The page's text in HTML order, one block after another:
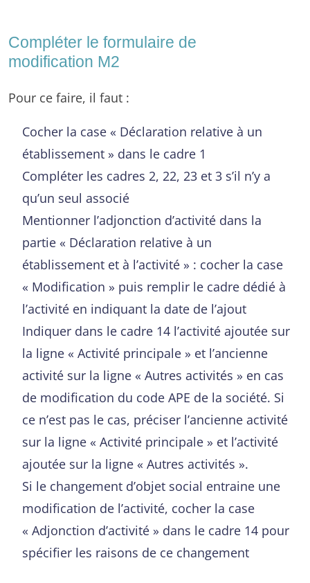
Compléter le formulaire de
modification M2
Pour ce faire, il faut :
Cocher la case « Déclaration relative à un
établissement » dans le cadre 1
Compléter les cadres 2, 22, 23 et 3 s’il n’y a
qu’un seul associé
Mentionner l’adjonction d’activité dans la
partie « Déclaration relative à un
établissement et à l’activité » : cocher la case
« Modification » puis remplir le cadre dédié à
l’activité en indiquant la date de l’ajout
Indiquer dans le cadre 14 l’activité ajoutée sur
la ligne « Activité principale » et l’ancienne
activité sur la ligne « Autres activités » en cas
de modification du code APE de la société. Si
ce n’est pas le cas, préciser l’ancienne activité
sur la ligne « Activité principale » et l’activité
ajoutée sur la ligne « Autres activités ».
Si le changement d’objet social entraine une
modification de l’activité, cocher la case
« Adjonction d’activité » dans le cadre 14 pour
spécifier les raisons de ce changement